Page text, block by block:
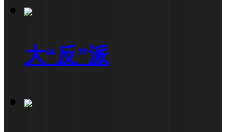
大“反”派